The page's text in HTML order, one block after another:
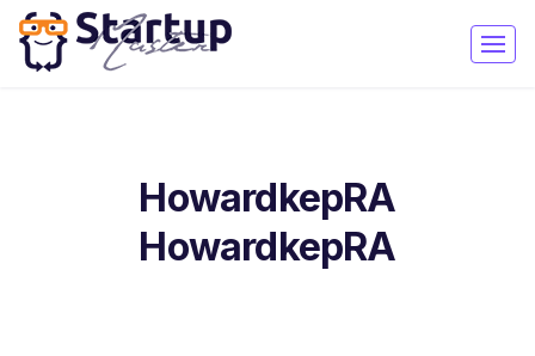
HowardkepRA
HowardkepRA